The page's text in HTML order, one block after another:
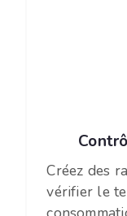
Créez des
vérifier le